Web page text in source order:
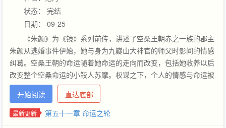
状态： 完结
日期： 09-25
《朱颜》为《镜》系列前传，讲述了空桑王朝赤之一族的郡主
朱颜从逃婚事件伊始，她与身为九嶷山大神官的师父时影间的情感
纠葛。空桑王朝的命运随着她命运的走向而改变，包括她收养以后
改变整个空桑命运的小鲛人苏摩。权谋之下，个人的情感与命运被
掌控，那么逆天改命的那个人，将遭受无法想象的磨难。这是一段
少女的冒险，也是一段瑰丽的奇幻史诗。 朱颜／最是人间留不住，
朱颜辞镜花辞树。 时影／预言者死于谶语，是定数。 苏摩／他戒
开始阅读 直达底部
最新更新 第五十一章 命运之轮